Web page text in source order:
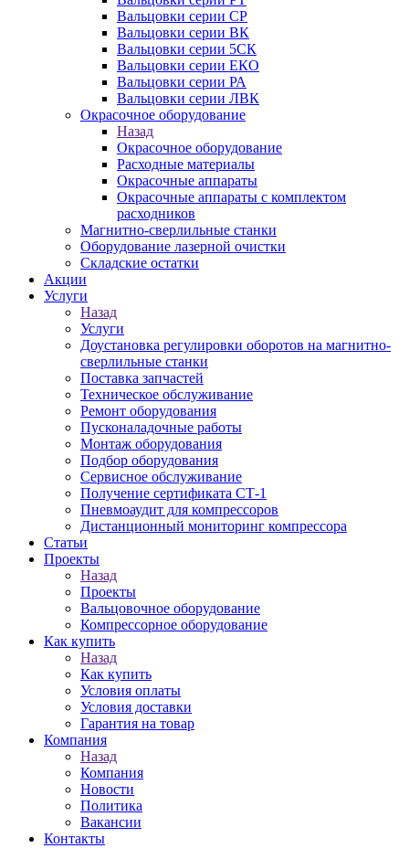
Вальцовки серии СР
Вальцовки серии ВК
Вальцовки серии 5СК
Вальцовки серии ЕКО
Вальцовки серии РА
Вальцовки серии ЛВК
Окрасочное оборудование
Назад
Окрасочное оборудование
Расходные материалы
Окрасочные аппараты
Окрасочные аппараты с комплектом
расходников
Магнитно-сверлильные станки
Оборудование лазерной очистки
Складские остатки
Акции
Услуги
Назад
Услуги
Доустановка регулировки оборотов на магнитно-
сверлильные станки
Поставка запчастей
Техническое обслуживание
Ремонт оборудования
Пусконаладочные работы
Монтаж оборудования
Подбор оборудования
Сервисное обслуживание
Получение сертификата СТ-1
Пневмоаудит для компрессоров
Дистанционный мониторинг компрессора
Статьи
Проекты
Назад
Проекты
Вальцовочное оборудование
Компрессорное оборудование
Как купить
Назад
Как купить
Условия оплаты
Условия доставки
Гарантия на товар
Компания
Назад
Компания
Новости
Политика
Вакансии
Контакты